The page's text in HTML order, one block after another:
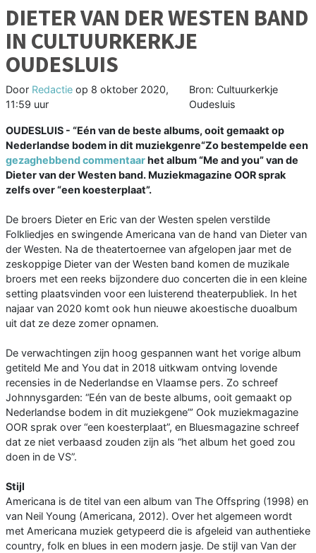
DIETER VAN DER WESTEN BAND
IN CULTUURKERKJE
OUDESLUIS
Door Redactie op 8 oktober 2020,
11:59 uur
Bron: Cultuurkerkje
Oudesluis
OUDESLUIS - “Eén van de beste albums, ooit gemaakt op
Nederlandse bodem in dit muziekgenre“Zo bestempelde een
gezaghebbend commentaarhet album “Me and you” van de
Dieter van der Westen band. Muziekmagazine OOR sprak
zelfs over “een koesterplaat”.
De broers Dieter en Eric van der Westen spelen verstilde
Folkliedjes en swingende Americana van de hand van Dieter van
der Westen. Na de theatertoernee van afgelopen jaar met de
zeskoppige Dieter van der Westen band komen de muzikale
broers met een reeks bijzondere duo concerten die in een kleine
setting plaatsvinden voor een luisterend theaterpubliek. In het
najaar van 2020 komt ook hun nieuwe akoestische duoalbum
uit dat ze deze zomer opnamen.
De verwachtingen zijn hoog gespannen want het vorige album
getiteld Me and You dat in 2018 uitkwam ontving lovende
recensies in de Nederlandse en Vlaamse pers. Zo schreef
Johnnysgarden: “Eén van de beste albums, ooit gemaakt op
Nederlandse bodem in dit muziekgene”’ Ook muziekmagazine
OOR sprak over “een koesterplaat”, en Bluesmagazine schreef
dat ze niet verbaasd zouden zijn als “het album het goed zou
doen in de VS”.
Stijl
Americana is de titel van een album van The Offspring (1998) en
van Neil Young (Americana, 2012). Over het algemeen wordt
met Americana muziek getypeerd die is afgeleid van authentieke
country, folk en blues in een modern jasje. De stijl van Van der